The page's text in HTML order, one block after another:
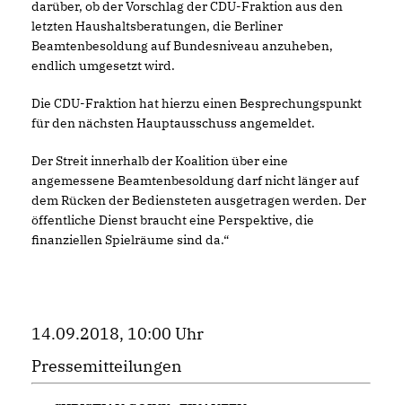
darüber, ob der Vorschlag der CDU-Fraktion aus den
letzten Haushaltsberatungen, die Berliner
Beamtenbesoldung auf Bundesniveau anzuheben,
endlich umgesetzt wird.
Die CDU-Fraktion hat hierzu einen Besprechungspunkt
für den nächsten Hauptausschuss angemeldet.
Der Streit innerhalb der Koalition über eine
angemessene Beamtenbesoldung darf nicht länger auf
dem Rücken der Bediensteten ausgetragen werden. Der
öffentliche Dienst braucht eine Perspektive, die
finanziellen Spielräume sind da.“
14.09.2018, 10:00 Uhr
Pressemitteilungen